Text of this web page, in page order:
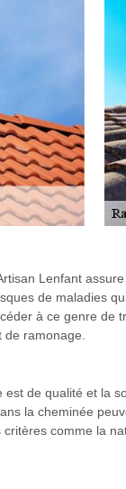
Lenfant
de maladies
à ce genre de
ramonage.
de qualité et
la cheminée
comme la